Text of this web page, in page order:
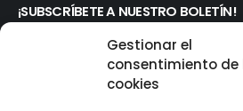
Gestionar el
consentimiento de
cookies
¡SUBSCRÍBETE A NUESTRO BOLETÍN!
Te mantendrás informado de las
realmente te interesan. Subscríbete